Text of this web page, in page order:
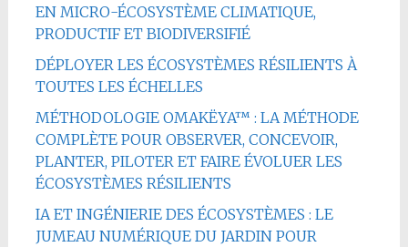
EN MICRO-ÉCOSYSTÈME CLIMATIQUE,
PRODUCTIF ET BIODIVERSIFIÉ
DÉPLOYER LES ÉCOSYSTÈMES RÉSILIENTS À
TOUTES LES ÉCHELLES
MÉTHODOLOGIE OMAKËYA™ : LA MÉTHODE
COMPLÈTE POUR OBSERVER, CONCEVOIR,
PLANTER, PILOTER ET FAIRE ÉVOLUER LES
ÉCOSYSTÈMES RÉSILIENTS
IA ET INGÉNIERIE DES ÉCOSYSTÈMES : LE
JUMEAU NUMÉRIQUE DU JARDIN POUR